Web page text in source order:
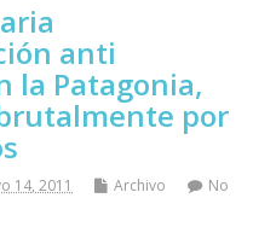
anti
la Patagonia,
por
14, 2011 Archivo
No